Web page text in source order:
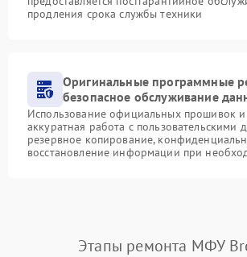
продления срока службы техники
Оригинальные программные
безопасное обслуживание
Использование официальных прошивок и
аккуратная работа с пользовательскими
резервное копирование,
восстановление информации при
Этапы ремонта МФУ